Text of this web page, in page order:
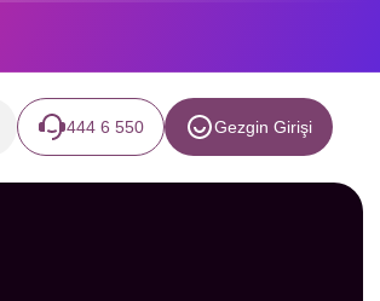
444 6 550 Gezgin Girişi